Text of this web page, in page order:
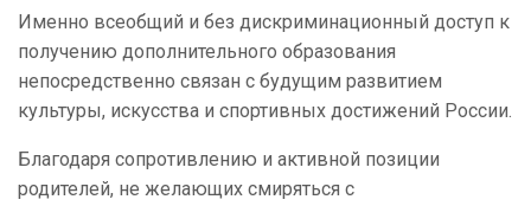
Именно всеобщий и без дискриминационный доступ к
получению дополнительного образования
непосредственно связан с будущим развитием
культуры, искусства и спортивных достижений России.
Благодаря сопротивлению и активной позиции
родителей, не желающих смиряться с